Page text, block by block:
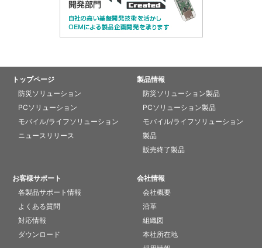
トップページ
防災ソリューション
PCソリューション
モバイル/ライフソリューション
ニュースリリース
製品情報
防災ソリューション製品
PCソリューション製品
モバイル/ライフソリューション
製品
販売終了製品
お客様サポート
各製品サポート情報
よくある質問
対応情報
ダウンロード
会社情報
会社概要
沿革
組織図
本社所在地